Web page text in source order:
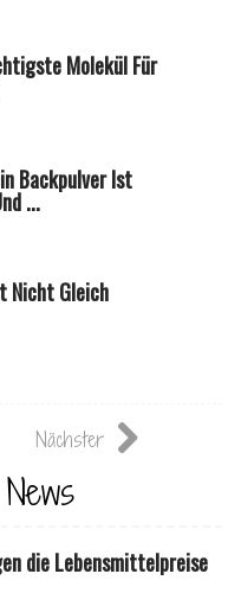
Molekül Für
Backpulver Ist
...
Nicht Gleich
Nächster
die Lebensmittelpreise